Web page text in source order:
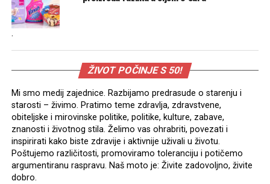
.
ŽIVOT POČINJE S 50!
Mi smo medij zajednice. Razbijamo predrasude o starenju i
starosti – živimo. Pratimo teme zdravlja, zdravstvene,
obiteljske i mirovinske politike, politike, kulture, zabave,
znanosti i životnog stila. Želimo vas ohrabriti, povezati i
inspirirati kako biste zdravije i aktivnije uživali u životu.
Poštujemo različitosti, promoviramo toleranciju i potičemo
argumentiranu raspravu. Naš moto je: Živite zadovoljno, živite
dobro.